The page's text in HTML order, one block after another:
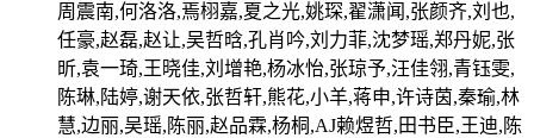
周震南,何洛洛,焉栩嘉,夏之光,姚琛,翟潇闻,张颜齐,刘也,
任豪,赵磊,赵让,吴哲晗,孔肖吟,刘力菲,沈梦瑶,郑丹妮,张
昕,袁一琦,王晓佳,刘增艳,杨冰怡,张琼予,汪佳翎,青钰雯,
陈琳,陆婷,谢天依,张哲轩,熊花,小羊,蒋申,许诗茵,秦瑜,林
慧,边丽,吴瑶,陈丽,赵品霖,杨桐,AJ赖煜哲,田书臣,王迪,陈